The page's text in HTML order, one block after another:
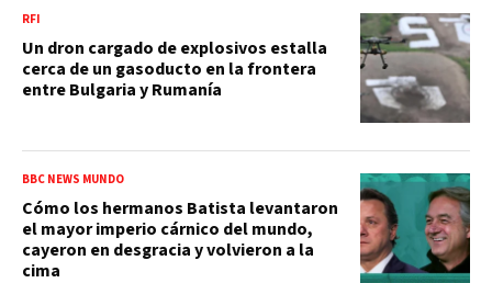
RFI
Un dron cargado de explosivos estalla
cerca de un gasoducto en la frontera
entre Bulgaria y Rumanía
BBC NEWS MUNDO
Cómo los hermanos Batista levantaron
el mayor imperio cárnico del mundo,
cayeron en desgracia y volvieron a la
cima